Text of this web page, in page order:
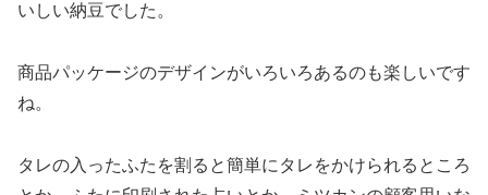
いしい納豆でした。
商品パッケージのデザインがいろいろあるのも楽しいです
ね。
タレの入ったふたを割ると簡単にタレをかけられるところ